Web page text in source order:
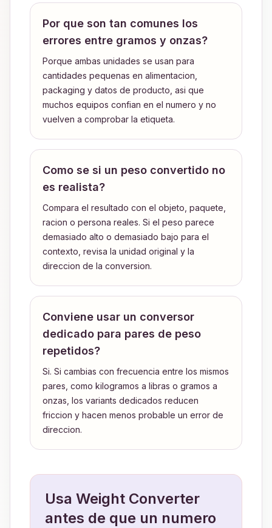
Por que son tan comunes los
errores entre gramos y onzas?
Porque ambas unidades se usan para
cantidades pequenas en alimentacion,
packaging y datos de producto, asi que
muchos equipos confian en el numero y no
vuelven a comprobar la etiqueta.
Como se si un peso convertido no
es realista?
Compara el resultado con el objeto, paquete,
racion o persona reales. Si el peso parece
demasiado alto o demasiado bajo para el
contexto, revisa la unidad original y la
direccion de la conversion.
Conviene usar un conversor
dedicado para pares de peso
repetidos?
Si. Si cambias con frecuencia entre los mismos
pares, como kilogramos a libras o gramos a
onzas, los variants dedicados reducen
friccion y hacen menos probable un error de
direccion.
Usa Weight Converter
antes de que un numero